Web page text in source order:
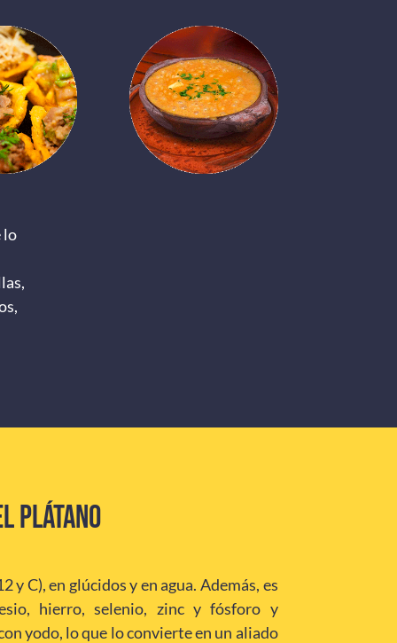
lo
PLÁTANO
y C), en glúcidos y en agua. Además, es
hierro, selenio, zinc y fósforo y
yodo, lo que lo convierte en un aliado